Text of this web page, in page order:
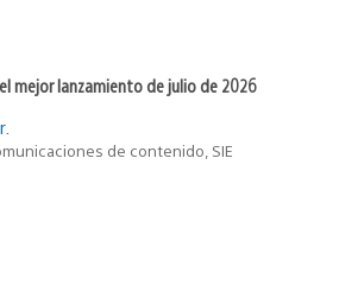
mejor lanzamiento de julio de 2026
de contenido, SIE